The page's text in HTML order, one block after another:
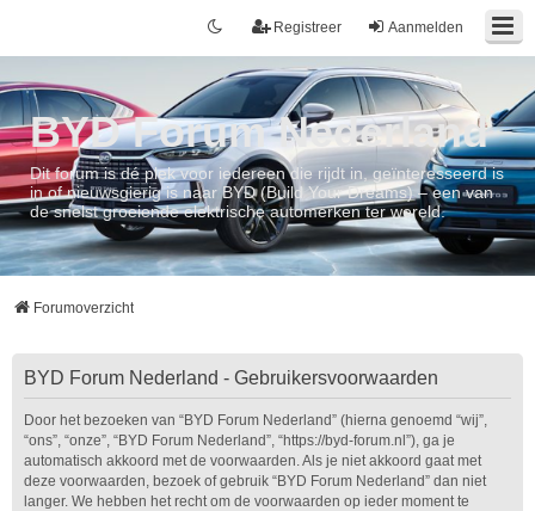
Aanmelden
Registreer
BYD Forum Nederland
Dit forum is dé plek voor iedereen die rijdt in, geïnteresseerd is
in of nieuwsgierig is naar BYD (Build Your Dreams) – een van
de snelst groeiende elektrische automerken ter wereld.
Forumoverzicht
BYD Forum Nederland - Gebruikersvoorwaarden
Door het bezoeken van “BYD Forum Nederland” (hierna genoemd “wij”,
“ons”, “onze”, “BYD Forum Nederland”, “https://byd-forum.nl”), ga je
automatisch akkoord met de voorwaarden. Als je niet akkoord gaat met
deze voorwaarden, bezoek of gebruik “BYD Forum Nederland” dan niet
langer. We hebben het recht om de voorwaarden op ieder moment te